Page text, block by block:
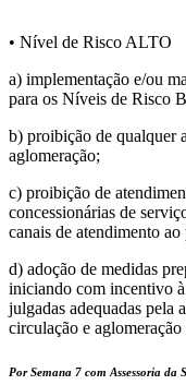
• Nível de Risco ALTO
a) implementação e/ou
para os Níveis de
b) proibição de qualquer
aglomeração;
c) proibição de
concessionárias de
canais de atendimento
d) adoção de medidas
iniciando com incentivo
julgadas adequadas pela
circulação e aglomeração
Por Semana 7 com Assessoria da